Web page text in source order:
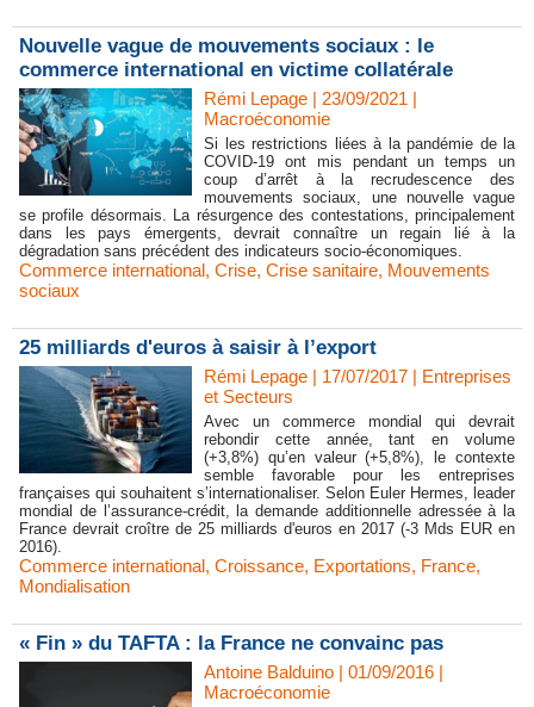
Nouvelle vague de mouvements sociaux : le
commerce international en victime collatérale
Rémi Lepage | 23/09/2021 |
Macroéconomie
Si les restrictions liées à la pandémie de la
COVID-19 ont mis pendant un temps un
coup d’arrêt à la recrudescence des
mouvements sociaux, une nouvelle vague
se profile désormais. La résurgence des contestations, principalement
dans les pays émergents, devrait connaître un regain lié à la
dégradation sans précédent des indicateurs socio-économiques.
Commerce international, Crise, Crise sanitaire, Mouvements
sociaux
25 milliards d'euros à saisir à l’export
Rémi Lepage | 17/07/2017 | Entreprises
et Secteurs
Avec un commerce mondial qui devrait
rebondir cette année, tant en volume
(+3,8%) qu’en valeur (+5,8%), le contexte
semble favorable pour les entreprises
françaises qui souhaitent s’internationaliser. Selon Euler Hermes, leader
mondial de l’assurance-crédit, la demande additionnelle adressée à la
France devrait croître de 25 milliards d'euros en 2017 (-3 Mds EUR en
2016).
Commerce international, Croissance, Exportations, France,
Mondialisation
« Fin » du TAFTA : la France ne convainc pas
Antoine Balduino | 01/09/2016 |
Macroéconomie